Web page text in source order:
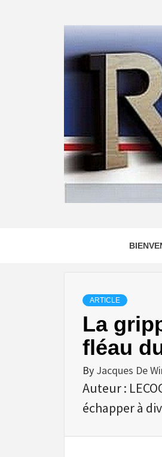
ARTICLE
La
fléau
By Jacques De
Auteur :
échapper à